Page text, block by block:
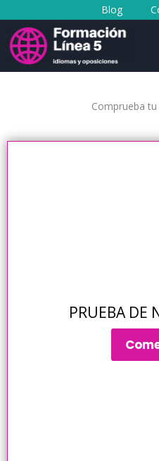
contenido
Blog
Comprueba
PRUEBA DE